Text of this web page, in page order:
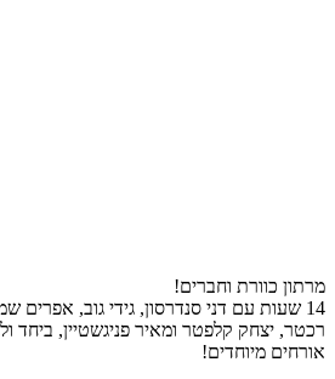
מרתון כוורת וחברים!
14 שעות עם דני סנדרסון, גידי גוב, אפרים
רכטר, יצחק קלפטר ומאיר פניגשטיין, ביחד
אורחים מיוחדים!